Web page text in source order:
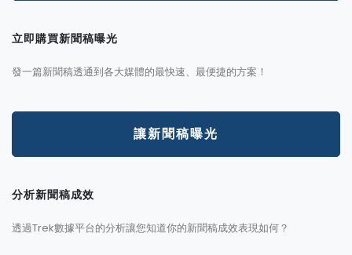
立即購買新聞稿曝光
發一篇新聞稿透通到各大媒體的最快速、最便捷的方案！
讓新聞稿曝光
分析新聞稿成效
透過Trek數據平台的分析讓您知道你的新聞稿成效表現如何？